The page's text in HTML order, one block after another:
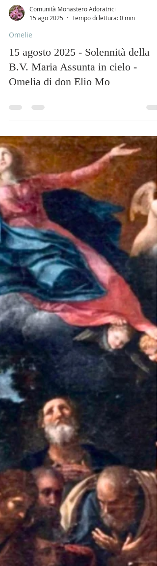
Comunità Monastero Adoratrici
15 ago 2025
Tempo di lettura: 0 min
Omelie
B.V. Maria Assunta in cielo -